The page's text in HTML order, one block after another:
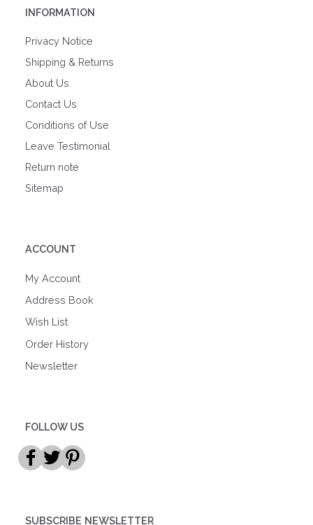
INFORMATION
Privacy Notice
Shipping & Returns
About Us
Contact Us
Conditions of Use
Leave Testimonial
Return note
Sitemap
ACCOUNT
My Account
Address Book
Wish List
Order History
Newsletter
FOLLOW US
SUBSCRIBE NEWSLETTER